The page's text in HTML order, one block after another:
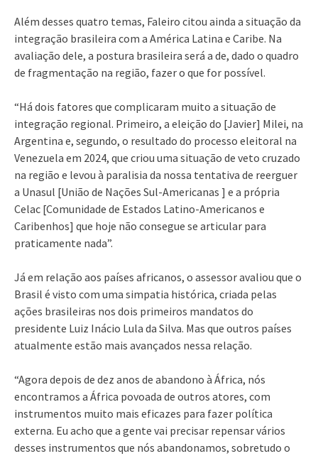
Além desses quatro temas, Faleiro citou ainda a situação da
integração brasileira com a América Latina e Caribe. Na
avaliação dele, a postura brasileira será a de, dado o quadro
de fragmentação na região, fazer o que for possível.
“Há dois fatores que complicaram muito a situação de
integração regional. Primeiro, a eleição do [Javier] Milei, na
Argentina e, segundo, o resultado do processo eleitoral na
Venezuela em 2024, que criou uma situação de veto cruzado
na região e levou à paralisia da nossa tentativa de reerguer
a Unasul [União de Nações Sul-Americanas ] e a própria
Celac [Comunidade de Estados Latino-Americanos e
Caribenhos] que hoje não consegue se articular para
praticamente nada”.
Já em relação aos países africanos, o assessor avaliou que o
Brasil é visto com uma simpatia histórica, criada pelas
ações brasileiras nos dois primeiros mandatos do
presidente Luiz Inácio Lula da Silva. Mas que outros países
atualmente estão mais avançados nessa relação.
“Agora depois de dez anos de abandono à África, nós
encontramos a África povoada de outros atores, com
instrumentos muito mais eficazes para fazer política
externa. Eu acho que a gente vai precisar repensar vários
desses instrumentos que nós abandonamos, sobretudo o